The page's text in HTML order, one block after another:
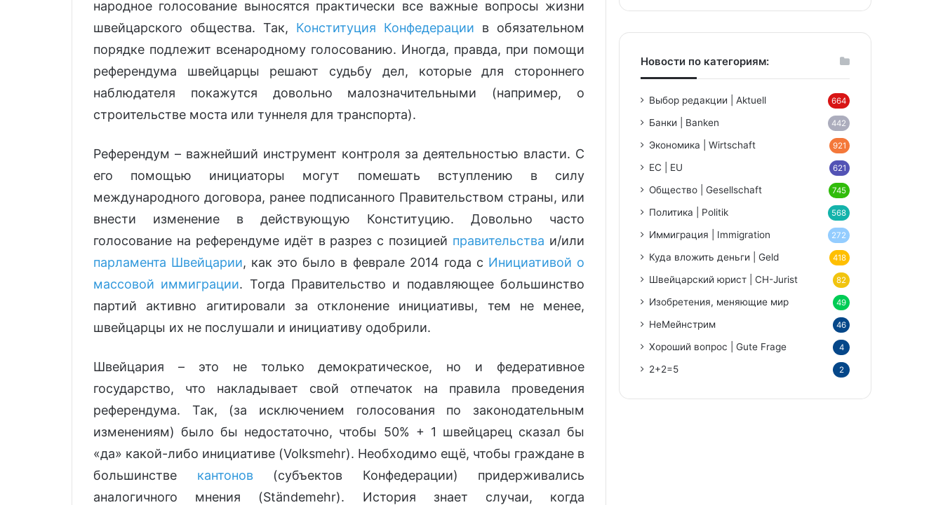
народное голосование выносятся практически все важные вопросы жизни
швейцарского общества. Так, Конституция Конфедерации в обязательном
порядке подлежит всенародному голосованию. Иногда, правда, при помощи
референдума швейцарцы решают судьбу дел, которые для стороннего
наблюдателя покажутся довольно малозначительными (например, о
строительстве моста или туннеля для транспорта).
Референдум – важнейший инструмент контроля за деятельностью власти. С
его помощью инициаторы могут помешать вступлению в силу
международного договора, ранее подписанного Правительством страны, или
внести изменение в действующую Конституцию. Довольно часто
голосование на референдуме идёт в разрез с позицией правительства и/или
парламента Швейцарии, как это было в феврале 2014 года с Инициативой о
массовой иммиграции. Тогда Правительство и подавляющее большинство
партий активно агитировали за отклонение инициативы, тем не менее,
швейцарцы их не послушали и инициативу одобрили.
Швейцария – это не только демократическое, но и федеративное
государство, что накладывает свой отпечаток на правила проведения
референдума. Так, (за исключением голосования по законодательным
изменениям) было бы недостаточно, чтобы 50% + 1 швейцарец сказал бы
«да» какой-либо инициативе (Volksmehr). Необходимо ещё, чтобы граждане в
большинстве кантонов(субъектов Конфедерации) придерживались
аналогичного мнения (Ständemehr). История знает случаи, когда
Новости по категориям:
Выбор редакции | Aktuell 664
Банки | Banken 442
Экономика | Wirtschaft 921
ЕС | EU 621
Общество | Gesellschaft 745
Политика | Politik 568
Иммиграция | Immigration 272
Куда вложить деньги | Geld 418
Швейцарский юрист | CH-Jurist 82
Изобретения, меняющие мир 49
НеМейнстрим 46
Хороший вопрос | Gute Frage 4
2+2=5 2